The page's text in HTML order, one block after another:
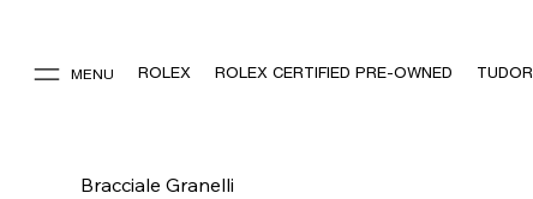
MENU ROLEX ROLEX CERTIFIED PRE-OWNED TUDOR
Bracciale Granelli